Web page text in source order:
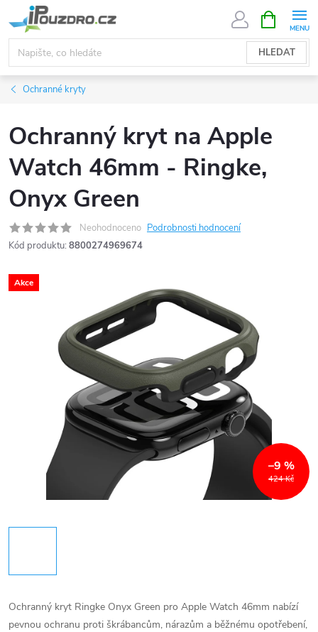
na
obsah
HLEDAT
NÁKUPNÍ
KOŠÍK
Ochranné kryty
Ochranný kryt na Apple
Watch 46mm - Ringke,
Onyx Green
Neohodnoceno Podrobnosti hodnocení
Kód produktu: 8800274969674
Akce
424 Kč
–9 %
Ochranný kryt Ringke Onyx Green pro Apple Watch 46mm nabízí
pevnou ochranu proti škrábancům, nárazům a běžnému opotřebení,